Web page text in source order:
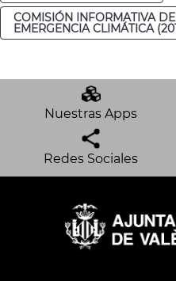
COMISIÓN INFORMATIVA
EMERGENCIA CLIMÁTICA
Nuestras Apps
Redes Sociales